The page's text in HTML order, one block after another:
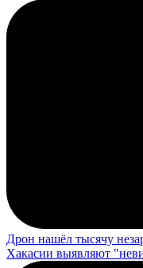
Дрон нашёл тысячу
Хакасии выявляют